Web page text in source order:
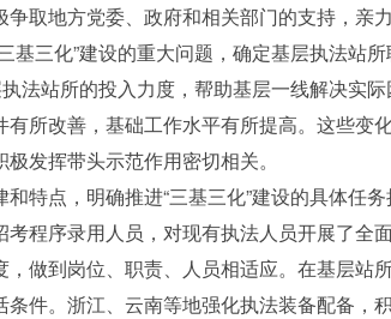
取地方党委、政府和相关部门的支持，亲
三化”建设的重大问题，确定基层执法站
法站所的投入力度，帮助基层一线解决实
所改善，基础工作水平有所提高。这些变
发挥带头示范作用密切相关。
点，明确推进“三基三化”建设的具体任务
程序录用人员，对现有执法人员开展了全面
做到岗位、职责、人员相适应。在基层站
件。浙江、云南等地强化执法装备配备，